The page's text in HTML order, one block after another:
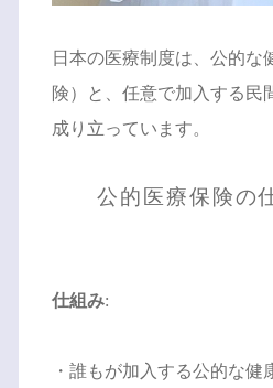
日本の医療制度は、公的な
険）と、任意で加入する民
成り立っています。
公的医療保険の
仕組み:
・誰もが加入する公的な健